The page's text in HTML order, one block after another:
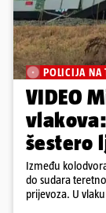
POLICIJA NA
VIDEO
šestero
Između
do sudara
prijevoza. U